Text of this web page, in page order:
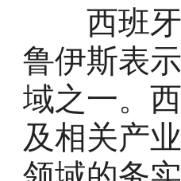
西班牙
鲁伊斯表
域之一。
及相关产